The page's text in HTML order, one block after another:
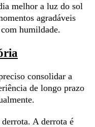
melhor a luz do sol
agradáveis
humildade.
consolidar a
de longo prazo
A derrota é